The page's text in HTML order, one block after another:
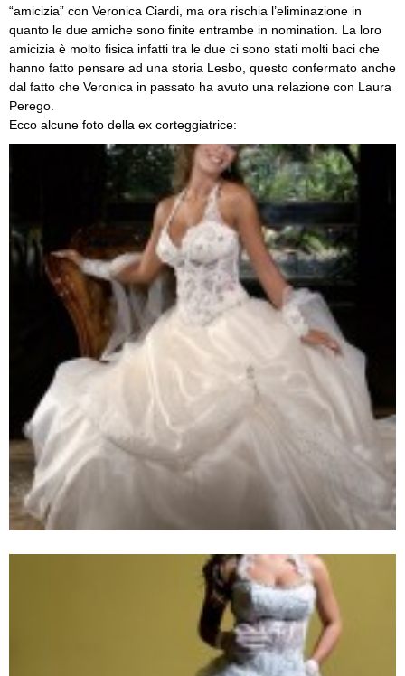
“amicizia” con Veronica Ciardi, ma ora rischia l’eliminazione in
quanto le due amiche sono finite entrambe in nomination. La loro
amicizia è molto fisica infatti tra le due ci sono stati molti baci che
hanno fatto pensare ad una storia Lesbo, questo confermato anche
dal fatto che Veronica in passato ha avuto una relazione con Laura
Perego.
Ecco alcune foto della ex corteggiatrice: